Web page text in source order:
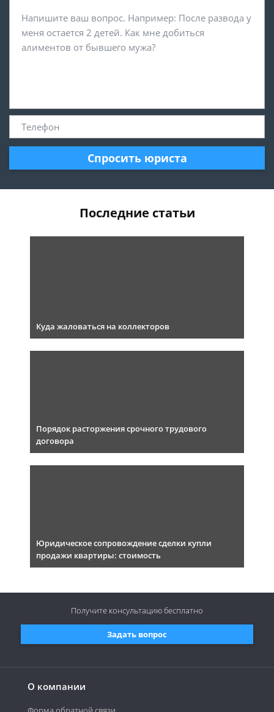
Спросить юриста
Последние статьи
Куда жаловаться на коллекторов
Порядок расторжения срочного трудового
договора
Юридическое сопровождение сделки купли
продажи квартиры: стоимость
О компании
Задать вопрос
Получите консультациюбесплатно